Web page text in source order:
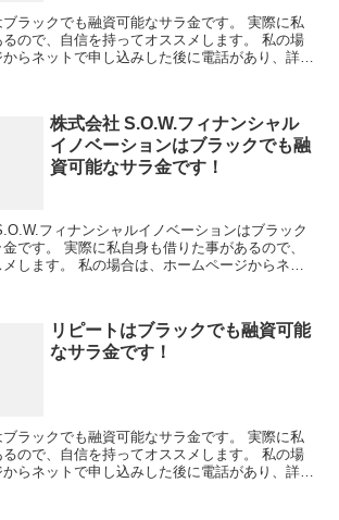
ラックでも融資可能なサラ金です。 実際に私
ので、自信を持ってオススメします。 私の場
らネットで申し込みした後に電話があり、詳細
株式会社 S.O.W.フィナンシャル
イノベーションはブラックでも融
資可能なサラ金です！
フィナンシャルイノベーションはブラック
です。 実際に私自身も借りた事があるので、
します。 私の場合は、ホームページからネッ
リピートはブラックでも融資可能
なサラ金です！
ラックでも融資可能なサラ金です。 実際に私
ので、自信を持ってオススメします。 私の場
らネットで申し込みした後に電話があり、詳細